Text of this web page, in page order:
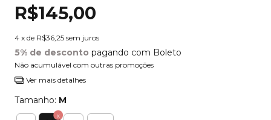
R$145,00
4 x de R$36,25 sem juros
5% de desconto pagando com Boleto
Não acumulável com outras promoções
Ver mais detalhes
Tamanho: M